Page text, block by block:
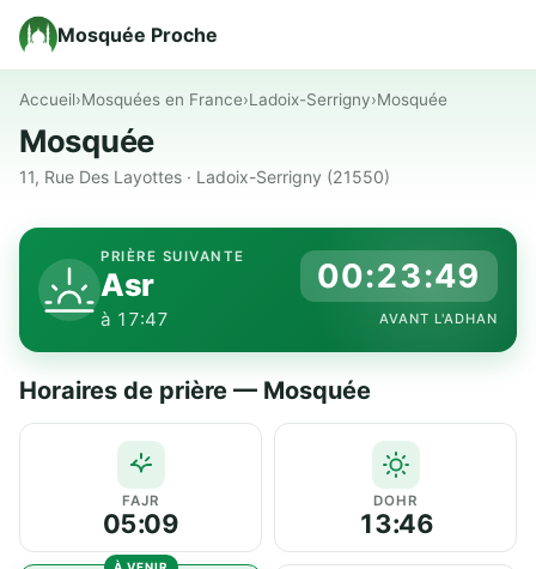
Mosquée Proche
Accueil›Mosquées en France›Ladoix-Serrigny›Mosquée
Mosquée
11, Rue Des Layottes · Ladoix-Serrigny (21550)
PRIÈRE SUIVANTE
Asr
à 17:47
00:23:49
AVANT L'ADHAN
Horaires de prière — Mosquée
FAJR
05:09
DOHR
13:46